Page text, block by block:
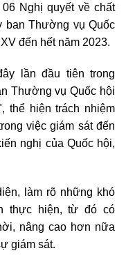
Nghị quyết về chất
ban Thường vụ Quốc
đến hết năm 2023.
lần đầu tiên trong
Thường vụ Quốc hội
thể hiện trách nhiệm
việc giám sát đến
nghị của Quốc hội,
làm rõ những khó
thực hiện, từ đó có
nâng cao hơn nữa
giám sát.